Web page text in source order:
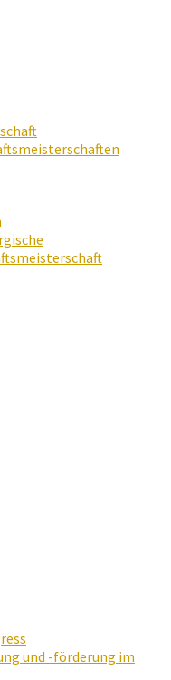
und -förderung im